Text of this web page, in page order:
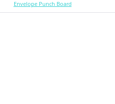
Envelope Punch Board